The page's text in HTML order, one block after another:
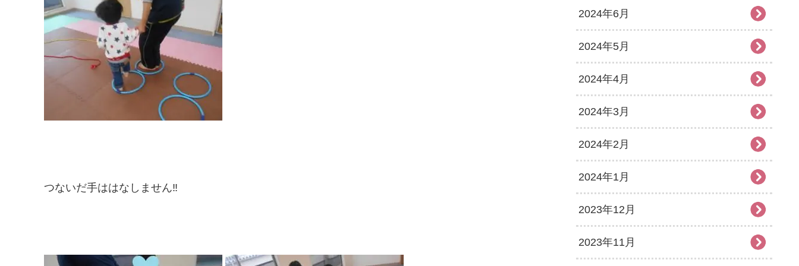
つないだ手ははなしません‼
2024年6月
2024年5月
2024年4月
2024年3月
2024年2月
2024年1月
2023年12月
2023年11月